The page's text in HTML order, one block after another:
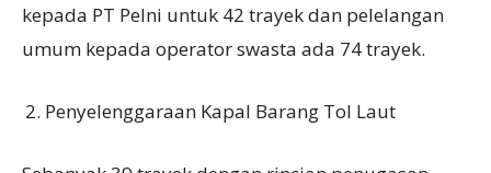
kepada PT Pelni untuk 42 trayek dan pelelangan
umum kepada operator swasta ada 74 trayek.
Penyelenggaraan Kapal Barang Tol Laut